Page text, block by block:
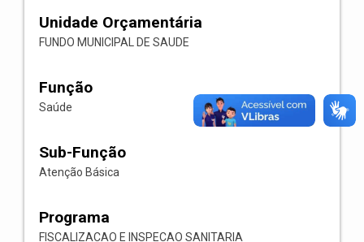
Unidade Orçamentária
FUNDO MUNICIPAL DE SAUDE
Função
Saúde
Sub-Função
Atenção Básica
Programa
FISCALIZACAO E INSPECAO SANITARIA